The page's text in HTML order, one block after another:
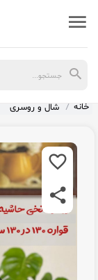
خانه شال و روسری